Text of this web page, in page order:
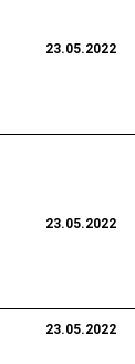
23.05.2022
23.05.2022
23.05.2022